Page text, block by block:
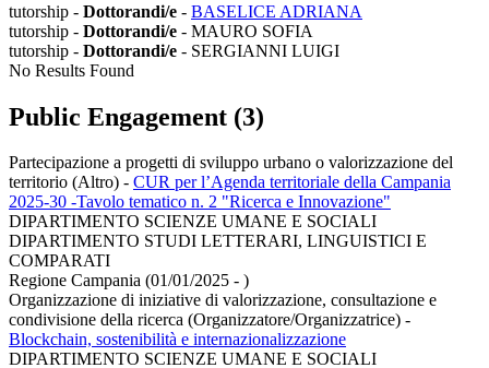
tutorship - Dottorandi/e - BASELICE ADRIANA
tutorship - Dottorandi/e - MAURO SOFIA
tutorship - Dottorandi/e - SERGIANNI LUIGI
No Results Found
Public Engagement (3)
Partecipazione a progetti di sviluppo urbano o valorizzazione del
territorio (Altro) - CUR per l’Agenda territoriale della Campania
2025-30 -Tavolo tematico n. 2 "Ricerca e Innovazione"
DIPARTIMENTO SCIENZE UMANE E SOCIALI
DIPARTIMENTO STUDI LETTERARI, LINGUISTICI E
COMPARATI
Regione Campania (01/01/2025 - )
Organizzazione di iniziative di valorizzazione, consultazione e
condivisione della ricerca (Organizzatore/Organizzatrice) -
Blockchain, sostenibilità e internazionalizzazione
DIPARTIMENTO SCIENZE UMANE E SOCIALI